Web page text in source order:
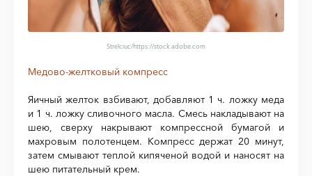
Strelciuc/https://stock.adobe.com
Медово-желтковый компресс
Яичный желток взбивают, добавляют 1 ч. ложку меда
и 1 ч. ложку сливочного масла. Смесь накладывают на
шею, сверху накрывают компрессной бумагой и
махровым полотенцем. Компресс держат 20 минут,
затем смывают теплой кипяченой водой и наносят на
шею питательный крем.